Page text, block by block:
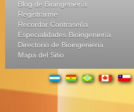
Blog de Bioingeniería
Registrarme
Recordar Contraseña
Especialidades Bioingeniería
Directorio de Bioingenieria
Mapa del Sitio